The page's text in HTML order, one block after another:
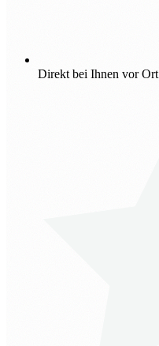
Direkt bei Ihnen vor Ort